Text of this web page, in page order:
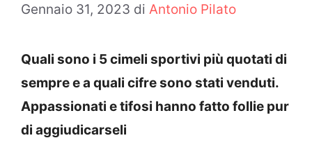
Gennaio 31, 2023 di Antonio Pilato
Quali sono i 5 cimeli sportivi più quotati di
sempre e a quali cifre sono stati venduti.
Appassionati e tifosi hanno fatto follie pur
di aggiudicarseli